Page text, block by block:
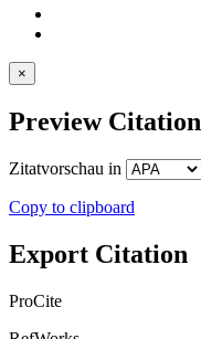
×
Preview Citation
Zitatvorschau in
Copy to clipboard
Export Citation
ProCite